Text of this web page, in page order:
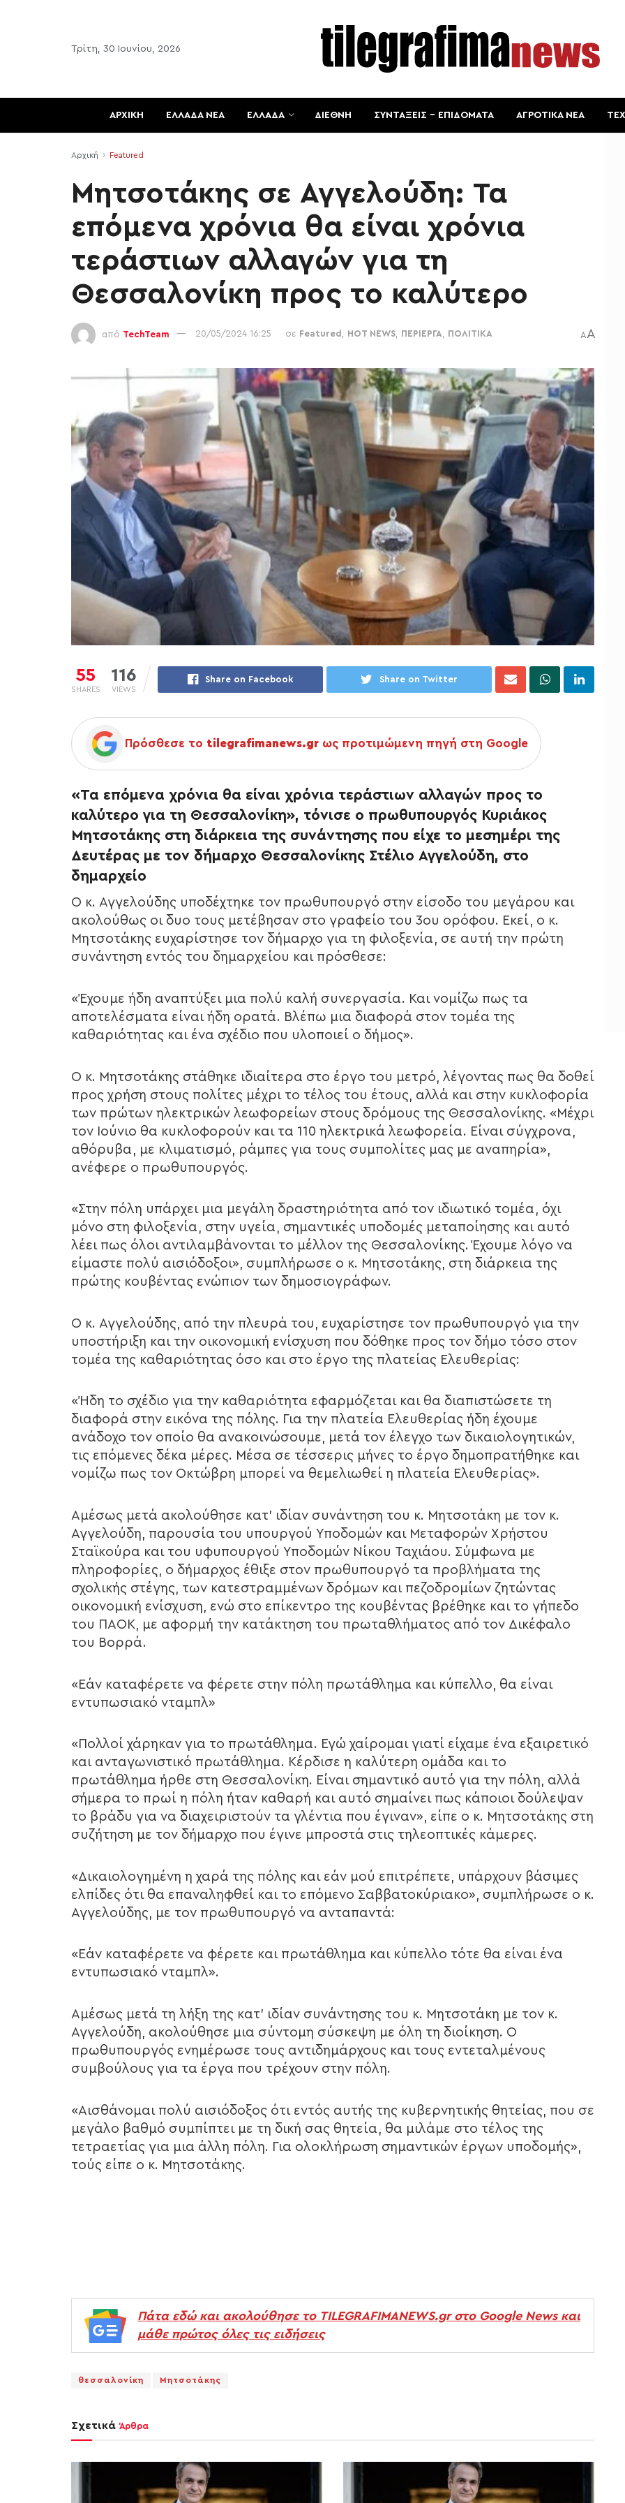
Τρίτη, 30 Ιουνίου, 2026
ΑΡΧΙΚΗ ΕΛΛΑΔΑ ΝΕΑ ΕΛΛΑΔΑ ΔΙΕΘΝΗ ΣΥΝΤΑΞΕΙΣ – ΕΠΙΔΟΜΑΤΑ ΑΓΡΟΤΙΚΑ ΝΕΑ
Αρχική Featured
Μητσοτάκης σε Αγγελούδη: Τα
επόμενα χρόνια θα είναι χρόνια
τεράστιων αλλαγών για τη
Θεσσαλονίκη προς το καλύτερο
από TechTeam 20/05/2024 16:25 σε Featured HOT NEWS ΠΕΡΙΕΡΓΑ ΠΟΛΙΤΙΚΑ AA
55
SHARES
116
VIEWS
Share on Facebook Share on Twitter
Πρόσθεσε το tilegrafimanews.gr ως προτιμώμενη πηγή στη Google
«Τα επόμενα χρόνια θα είναι χρόνια τεράστιων αλλαγών προς το
καλύτερο για τη Θεσσαλονίκη», τόνισε ο πρωθυπουργός Κυριάκος
Μητσοτάκης στη διάρκεια της συνάντησης που είχε το μεσημέρι της
Δευτέρας με τον δήμαρχο Θεσσαλονίκης Στέλιο Αγγελούδη, στο
δημαρχείο
Ο κ. Αγγελούδης υποδέχτηκε τον πρωθυπουργό στην είσοδο του μεγάρου και
ακολούθως οι δυο τους μετέβησαν στο γραφείο του 3ου ορόφου. Εκεί, ο κ.
Μητσοτάκης ευχαρίστησε τον δήμαρχο για τη φιλοξενία, σε αυτή την πρώτη
συνάντηση εντός του δημαρχείου και πρόσθεσε:
«Έχουμε ήδη αναπτύξει μια πολύ καλή συνεργασία. Και νομίζω πως τα
αποτελέσματα είναι ήδη ορατά. Βλέπω μια διαφορά στον τομέα της
καθαριότητας και ένα σχέδιο που υλοποιεί ο δήμος».
Ο κ. Μητσοτάκης στάθηκε ιδιαίτερα στο έργο του μετρό, λέγοντας πως θα δοθεί
προς χρήση στους πολίτες μέχρι το τέλος του έτους, αλλά και στην κυκλοφορία
των πρώτων ηλεκτρικών λεωφορείων στους δρόμους της Θεσσαλονίκης. «Μέχρι
τον Ιούνιο θα κυκλοφορούν και τα 110 ηλεκτρικά λεωφορεία. Είναι σύγχρονα,
αθόρυβα, με κλιματισμό, ράμπες για τους συμπολίτες μας με αναπηρία»,
ανέφερε ο πρωθυπουργός.
«Στην πόλη υπάρχει μια μεγάλη δραστηριότητα από τον ιδιωτικό τομέα, όχι
μόνο στη φιλοξενία, στην υγεία, σημαντικές υποδομές μεταποίησης και αυτό
λέει πως όλοι αντιλαμβάνονται το μέλλον της Θεσσαλονίκης. Έχουμε λόγο να
είμαστε πολύ αισιόδοξοι», συμπλήρωσε ο κ. Μητσοτάκης, στη διάρκεια της
πρώτης κουβέντας ενώπιον των δημοσιογράφων.
Ο κ. Αγγελούδης, από την πλευρά του, ευχαρίστησε τον πρωθυπουργό για την
υποστήριξη και την οικονομική ενίσχυση που δόθηκε προς τον δήμο τόσο στον
τομέα της καθαριότητας όσο και στο έργο της πλατείας Ελευθερίας:
«Ήδη το σχέδιο για την καθαριότητα εφαρμόζεται και θα διαπιστώσετε τη
διαφορά στην εικόνα της πόλης. Για την πλατεία Ελευθερίας ήδη έχουμε
ανάδοχο τον οποίο θα ανακοινώσουμε, μετά τον έλεγχο των δικαιολογητικών,
τις επόμενες δέκα μέρες. Μέσα σε τέσσερις μήνες το έργο δημοπρατήθηκε και
νομίζω πως τον Οκτώβρη μπορεί να θεμελιωθεί η πλατεία Ελευθερίας».
Αμέσως μετά ακολούθησε κατ’ ιδίαν συνάντηση του κ. Μητσοτάκη με τον κ.
Αγγελούδη, παρουσία του υπουργού Υποδομών και Μεταφορών Χρήστου
Σταϊκούρα και του υφυπουργού Υποδομών Νίκου Ταχιάου. Σύμφωνα με
πληροφορίες, ο δήμαρχος έθιξε στον πρωθυπουργό τα προβλήματα της
σχολικής στέγης, των κατεστραμμένων δρόμων και πεζοδρομίων ζητώντας
οικονομική ενίσχυση, ενώ στο επίκεντρο της κουβέντας βρέθηκε και το γήπεδο
του ΠΑΟΚ, με αφορμή την κατάκτηση του πρωταθλήματος από τον Δικέφαλο
του Βορρά.
«Εάν καταφέρετε να φέρετε στην πόλη πρωτάθλημα και κύπελλο, θα είναι
εντυπωσιακό νταμπλ»
«Πολλοί χάρηκαν για το πρωτάθλημα. Εγώ χαίρομαι γιατί είχαμε ένα εξαιρετικό
και ανταγωνιστικό πρωτάθλημα. Κέρδισε η καλύτερη ομάδα και το
πρωτάθλημα ήρθε στη Θεσσαλονίκη. Είναι σημαντικό αυτό για την πόλη, αλλά
σήμερα το πρωί η πόλη ήταν καθαρή και αυτό σημαίνει πως κάποιοι δούλεψαν
το βράδυ για να διαχειριστούν τα γλέντια που έγιναν», είπε ο κ. Μητσοτάκης στη
συζήτηση με τον δήμαρχο που έγινε μπροστά στις τηλεοπτικές κάμερες.
«Δικαιολογημένη η χαρά της πόλης και εάν μού επιτρέπετε, υπάρχουν βάσιμες
ελπίδες ότι θα επαναληφθεί και το επόμενο Σαββατοκύριακο», συμπλήρωσε ο κ.
Αγγελούδης, με τον πρωθυπουργό να ανταπαντά:
«Εάν καταφέρετε να φέρετε και πρωτάθλημα και κύπελλο τότε θα είναι ένα
εντυπωσιακό νταμπλ».
Αμέσως μετά τη λήξη της κατ’ ιδίαν συνάντησης του κ. Μητσοτάκη με τον κ.
Αγγελούδη, ακολούθησε μια σύντομη σύσκεψη με όλη τη διοίκηση. Ο
πρωθυπουργός ενημέρωσε τους αντιδημάρχους και τους εντεταλμένους
συμβούλους για τα έργα που τρέχουν στην πόλη.
«Αισθάνομαι πολύ αισιόδοξος ότι εντός αυτής της κυβερνητικής θητείας, που σε
μεγάλο βαθμό συμπίπτει με τη δική σας θητεία, θα μιλάμε στο τέλος της
τετραετίας για μια άλλη πόλη. Για ολοκλήρωση σημαντικών έργων υποδομής»,
τούς είπε ο κ. Μητσοτάκης.
Πάτα εδώ και ακολούθησε το TILEGRAFIMANEWS.gr στο Google News και
μάθε πρώτος όλες τις ειδήσεις
θεσσαλονίκη Μητσοτάκης
Σχετικά Άρθρα